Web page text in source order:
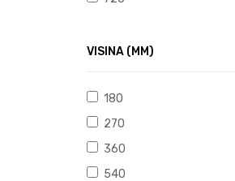
VISINA (MM)
180
270
360
540